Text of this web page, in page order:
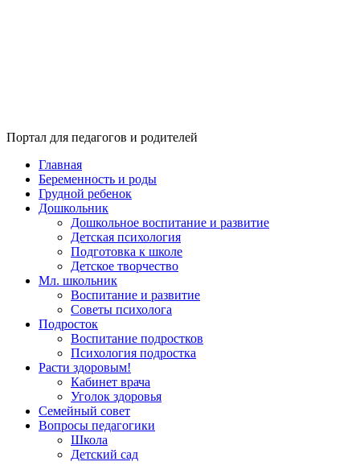
Портал для педагогов и родителей
Главная
Беременность и роды
Грудной ребенок
Дошкольник
Дошкольное воспитание и развитие
Детская психология
Подготовка к школе
Детское творчество
Мл. школьник
Воспитание и развитие
Советы психолога
Подросток
Воспитание подростков
Психология подростка
Расти здоровым!
Кабинет врача
Уголок здоровья
Семейный совет
Вопросы педагогики
Школа
Детский сад